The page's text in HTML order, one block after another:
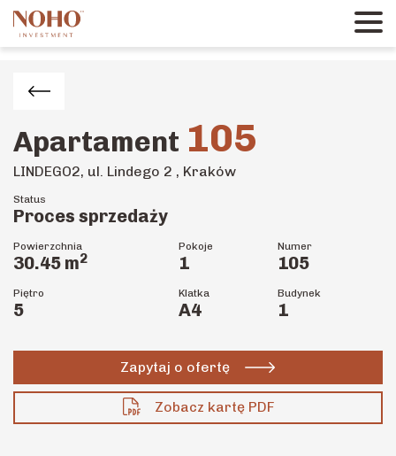
Apartament 105
LINDEGO2, ul. Lindego 2 , Kraków
Status
Proces sprzedaży
Powierzchnia
30.45 m2
Pokoje
1
Numer
105
Piętro
5
Klatka
A4
Budynek
1
Zapytaj o ofertę
Zobacz kartę PDF